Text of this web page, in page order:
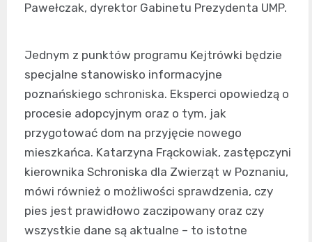
Pawełczak, dyrektor Gabinetu Prezydenta UMP.
Jednym z punktów programu Kejtrówki będzie
specjalne stanowisko informacyjne
poznańskiego schroniska. Eksperci opowiedzą o
procesie adopcyjnym oraz o tym, jak
przygotować dom na przyjęcie nowego
mieszkańca. Katarzyna Frąckowiak, zastępczyni
kierownika Schroniska dla Zwierząt w Poznaniu,
mówi również o możliwości sprawdzenia, czy
pies jest prawidłowo zaczipowany oraz czy
wszystkie dane są aktualne – to istotne